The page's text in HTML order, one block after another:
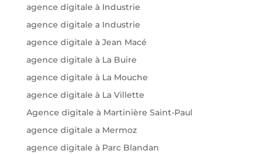
agence digitale à Industrie
agence digitale a Industrie
agence digitale à Jean Macé
agence digitale à La Buire
agence digitale à La Mouche
agence digitale à La Villette
Agence digitale à Martinière Saint-Paul
agence digitale a Mermoz
agence digitale à Parc Blandan